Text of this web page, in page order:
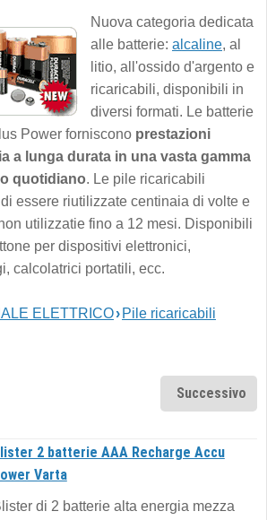
Nuova categoria dedicata
alle batterie: alcaline, al
litio, all'ossido d'argento e
ricaricabili, disponibili in
diversi formati. Le batterie
Power forniscono prestazioni
a lunga durata in una vasta gamma
quotidiano. Le pile ricaricabili
essere riutilizzate centinaia di volte e
utilizzatie fino a 12 mesi. Disponibili
per dispositivi elettronici,
calcolatrici portatili, ecc.
ELETTRICO› Pile ricaricabili
Successivo
2 batterie AAA Recharge Accu
Varta
di 2 batterie alta energia mezza